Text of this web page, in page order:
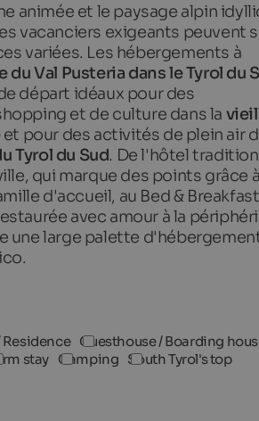
animée et le paysage alpin
vacanciers exigeants peuvent
variées. Les hébergements à
du Val Pusteria dans le Tyrol du
départ idéaux pour des
et de culture dans la
et pour des activités de plein air
Tyrol du Sud. De l'hôtel
qui marque des points grâce
d'accueil, au Bed & Breakfast
avec amour à la
une large palette
Guesthouse / Boarding
stay Camping South Tyrol's top